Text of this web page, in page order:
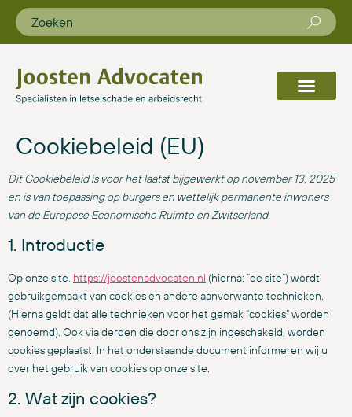
Cookiebeleid (EU)
Dit Cookiebeleid is voor het laatst bijgewerkt op november 13, 2025
en is van toepassing op burgers en wettelijk permanente inwoners
van de Europese Economische Ruimte en Zwitserland.
1. Introductie
Op onze site, https://joostenadvocaten.nl (hierna: “de site”) wordt
gebruikgemaakt van cookies en andere aanverwante technieken.
(Hierna geldt dat alle technieken voor het gemak “cookies” worden
genoemd). Ook via derden die door ons zijn ingeschakeld, worden
cookies geplaatst. In het onderstaande document informeren wij u
over het gebruik van cookies op onze site.
2. Wat zijn cookies?